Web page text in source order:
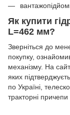
Як купити
L=462 мм?
Зверніться до
покупку,
механізму. На
яких
по Україні,
тракторні